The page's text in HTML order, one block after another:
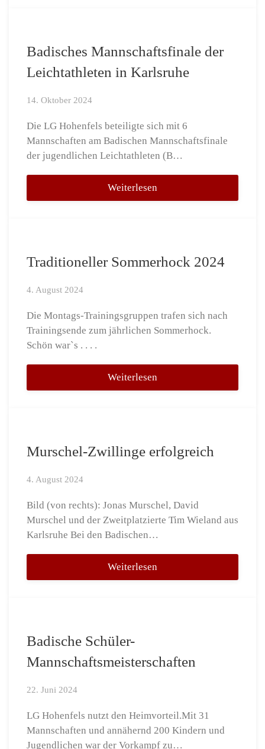
Badisches Mannschaftsfinale der
Leichtathleten in Karlsruhe
14. Oktober 2024
Die LG Hohenfels beteiligte sich mit 6
Mannschaften am Badischen Mannschaftsfinale
der jugendlichen Leichtathleten (B…
Weiterlesen
Traditioneller Sommerhock 2024
4. August 2024
Die Montags-Trainingsgruppen trafen sich nach
Trainingsende zum jährlichen Sommerhock.
Schön war`s . . . .
Weiterlesen
Murschel-Zwillinge erfolgreich
4. August 2024
Bild (von rechts): Jonas Murschel, David
Murschel und der Zweitplatzierte Tim Wieland aus
Karlsruhe Bei den Badischen…
Weiterlesen
Badische Schüler-
Mannschaftsmeisterschaften
22. Juni 2024
LG Hohenfels nutzt den Heimvorteil.Mit 31
Mannschaften und annähernd 200 Kindern und
Jugendlichen war der Vorkampf zu…